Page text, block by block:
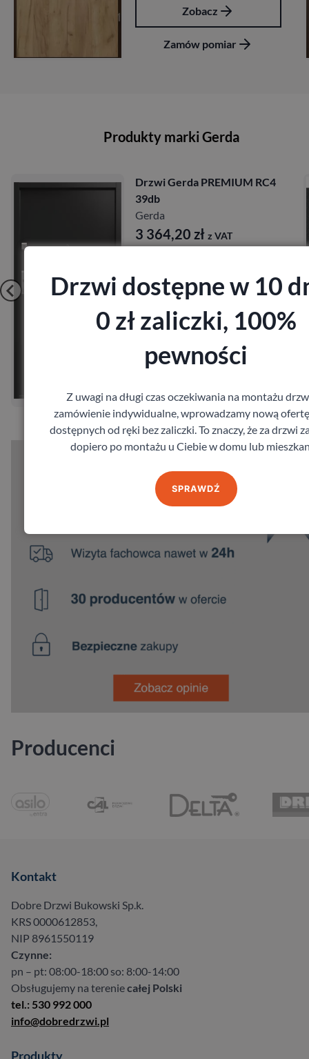
Zobacz
Produkty marki Gerda
Drzwi Gerda PREMIUM RC4
3 364,20zł z VAT
Zobacz
Zamów pomiar
Producenci
Kontakt
Dobre Drzwi Bukowski Sp.k.
KRS 0000612853,
NIP 8961550119
Czynne:
pn – pt: 08:00-18:00 so: 8:00-14:00
Obsługujemy na tereniecałej Polski
tel.: 530 992 000
info@dobredrzwi.pl
Produkty
Drzwi dostępne w 10
0 zł zaliczki, 100%
pewności
Z uwagi na długi czas oczekiwania na montażu
zamówienie indywidualne, wprowadzamy nową
dostępnych od ręki bez zaliczki. To znaczy, że za drzwi
dopiero po montażu u Ciebie w domu lub
SPRAWDŹ